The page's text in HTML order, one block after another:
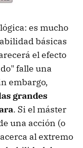
es mucho
básicas
el efecto
falle una
embargo,
grandes
. Si el máster
una acción (o
al extremo